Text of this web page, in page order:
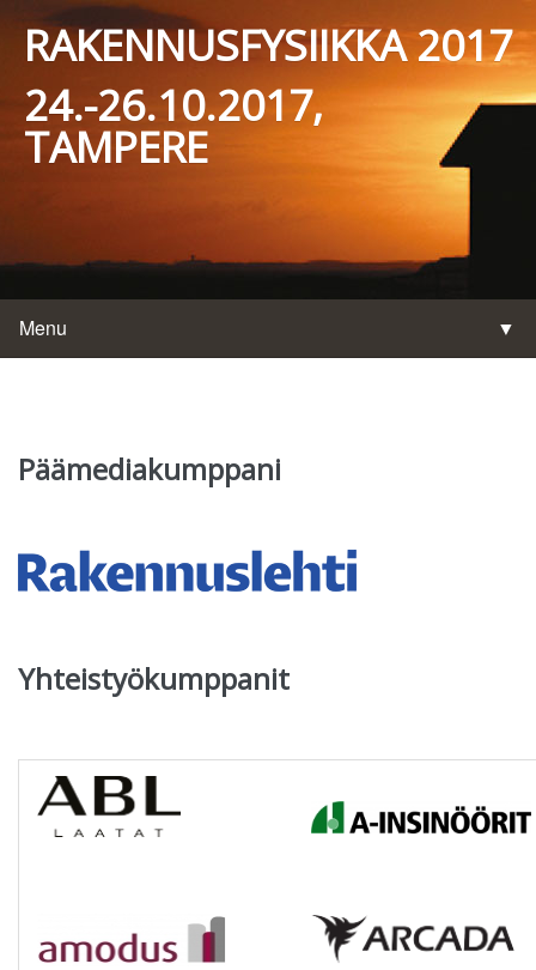
RAKENNUSFYSIIKKA 2017
24.-26.10.2017,
TAMPERE
Menu ▼
Päämediakumppani
Yhteistyökumppanit